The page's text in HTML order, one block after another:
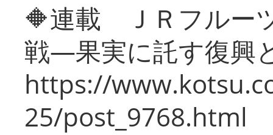
🔶連載 ＪＲフルー
戦―果実に託す復興
https://
25/post_9768.html